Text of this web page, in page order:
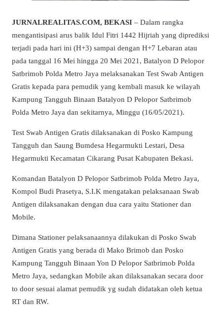
JURNALREALITAS.COM, BEKASI – Dalam rangka
mengantisipasi arus balik Idul Fitri 1442 Hijriah yang diprediksi
terjadi pada hari ini (H+3) sampai dengan H+7 Lebaran atau
pada tanggal 16 Mei hingga 20 Mei 2021, Batalyon D Pelopor
Satbrimob Polda Metro Jaya melaksanakan Test Swab Antigen
Gratis kepada para pemudik yang kembali masuk ke wilayah
Kampung Tangguh Binaan Batalyon D Pelopor Satbrimob
Polda Metro Jaya dan sekitarnya, Minggu (16/05/2021).
Test Swab Antigen Gratis dilaksanakan di Posko Kampung
Tangguh dan Saung Bumdesa Hegarmukti Lestari, Desa
Hegarmukti Kecamatan Cikarang Pusat Kabupaten Bekasi.
Komandan Batalyon D Pelopor Satbrimob Polda Metro Jaya,
Kompol Budi Prasetya, S.I.K mengatakan pelaksanaan Swab
Antigen dilaksanakan dengan dua cara yaitu Stationer dan
Mobile.
Dimana Stationer pelaksanaannya dilakukan di Posko Swab
Antigen Gratis yang berada di Mako Brimob dan Posko
Kampung Tangguh Binaan Yon D Pelopor Satbrimob Polda
Metro Jaya, sedangkan Mobile akan dilaksanakan secara door
to door sesuai alamat pemudik yg sudah didatakan oleh ketua
RT dan RW.